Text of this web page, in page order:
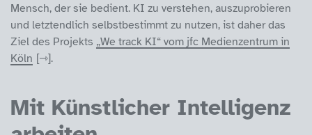
Mensch, der sie bedient. KI zu verstehen, auszuprobieren
und letztendlich selbstbestimmt zu nutzen, ist daher das
Ziel des Projekts „We track KI“ vom jfc Medienzentrum in
Köln
.
Mit Künstlicher Intelligenz